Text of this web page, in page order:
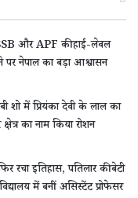
और APF की हाई-लेवल
पर नेपाल का बड़ा आश्वासन
शो में प्रियंका देवी के लाल का
का नाम किया रोशन
रचा इतिहास, पतिलार की बेटी
में बनीं असिस्टेंट प्रोफेसर